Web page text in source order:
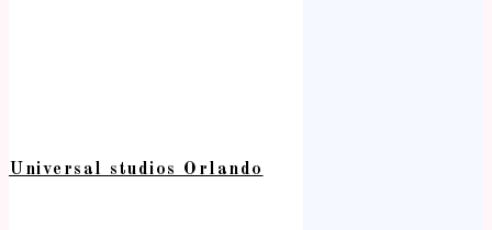
Universal studios Orlando